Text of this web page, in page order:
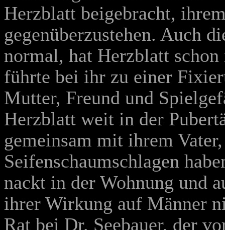
Herzblatt beigebracht,
gegenüberzustehen. Auch
normal, hat Herzblatt
führte bei ihr zu einer
Mutter, Freund und
Herzblatt weit in der
gemeinsam mit ihrem
Seifenschaumschlagen
nackt in der Wohnung und
ihrer Wirkung auf Männer
Rat bei Dr. Seebauer, der